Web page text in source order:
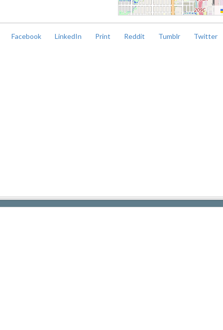
Facebook LinkedIn Print Reddit Tumblr Twitter